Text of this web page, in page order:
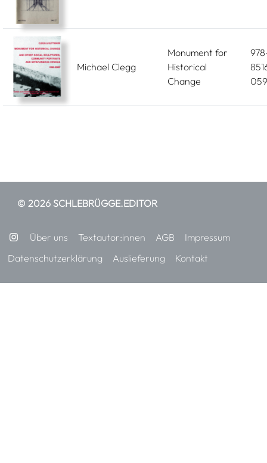
Michael Clegg
Monument for
Historical
Change
© 2026 SCHLEBRÜGGE.EDITOR
Über uns Textautor:innen AGB
Impressum
Datenschutzerklärung
Auslieferung Kontakt